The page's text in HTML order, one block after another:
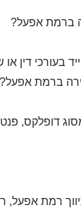
ברמת אפעל?
בעורכי דין
ברמת אפעל?
דופלקס,
רמת אפעל,